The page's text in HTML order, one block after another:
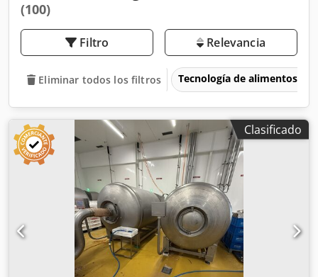
(100)
Filtro Relevancia
Eliminar todos los filtros Tecnología de alimentos
Clasificado